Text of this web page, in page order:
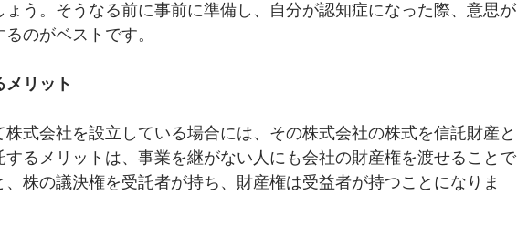
ょう。そうなる前に事前に準備し、自分が認知症になった際、意思が
のがベストです。
メリット
式会社を設立している場合には、その株式会社の株式を信託財産と
するメリットは、事業を継がない人にも会社の財産権を渡せることで
株の議決権を受託者が持ち、財産権は受益者が持つことになりま